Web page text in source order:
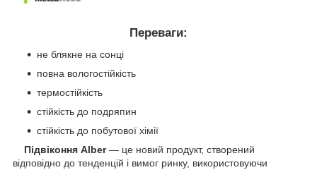
Переваги:
не блякне на сонці
повна вологостійкість
термостійкість
стійкість до подряпин
стійкість до побутової хімії
Підвіконня Alber— це новий продукт, створений
відповідно до тенденцій і вимог ринку, використовуючи